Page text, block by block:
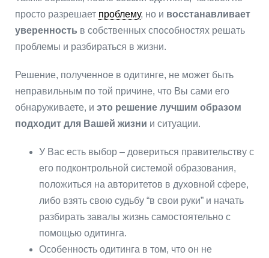
просто разрешает проблему, но и восстанавливает
уверенность в собственных способностях решать
проблемы и разбираться в жизни.
Решение, полученное в одитинге, не может быть
неправильным по той причине, что Вы сами его
обнаруживаете, и это решение лучшим образом
подходит для Вашей жизни и ситуации.
У Вас есть выбор – довериться правительству с
его подконтрольной системой образования,
положиться на авторитетов в духовной сфере,
либо взять свою судьбу “в свои руки” и начать
разбирать завалы жизнь самостоятельно с
помощью одитинга.
Особенность одитинга в том, что он не